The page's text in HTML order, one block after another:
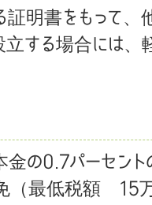
明書をもって、
する場合には、
の0.7パーセン
免（最低税額 15